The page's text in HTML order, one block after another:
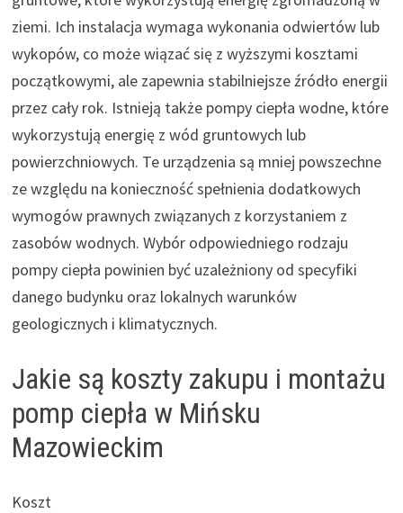
ziemi. Ich instalacja wymaga wykonania odwiertów lub
wykopów, co może wiązać się z wyższymi kosztami
początkowymi, ale zapewnia stabilniejsze źródło energii
przez cały rok. Istnieją także pompy ciepła wodne, które
wykorzystują energię z wód gruntowych lub
powierzchniowych. Te urządzenia są mniej powszechne
ze względu na konieczność spełnienia dodatkowych
wymogów prawnych związanych z korzystaniem z
zasobów wodnych. Wybór odpowiedniego rodzaju
pompy ciepła powinien być uzależniony od specyfiki
danego budynku oraz lokalnych warunków
geologicznych i klimatycznych.
Jakie są koszty zakupu i montażu
pomp ciepła w Mińsku
Mazowieckim
Koszt